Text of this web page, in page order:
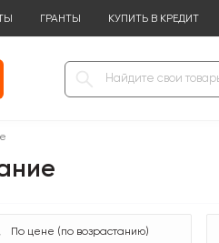
ГРАНТЫ КУПИТЬ В КРЕДИТ